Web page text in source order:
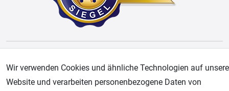
Unsere weiteren Shops:
Wir verwenden Cookies und ähnliche Technologien auf
Website und verarbeiten personenbezogene Daten von